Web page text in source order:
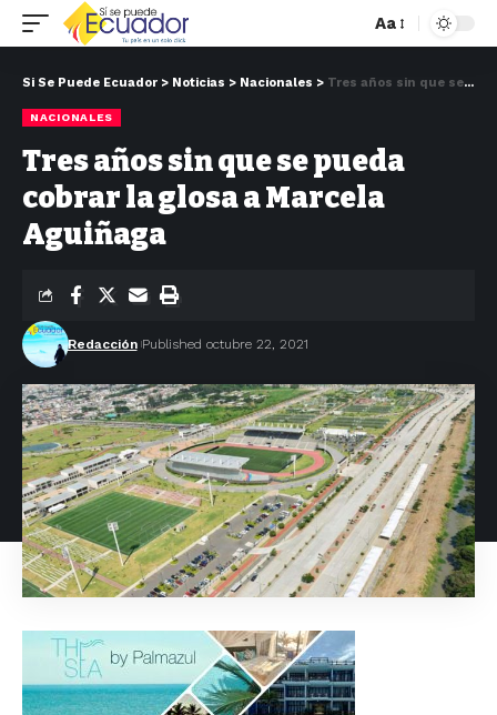
Aa
Si Se Puede Ecuador > Noticias > Nacionales > Tres años sin que se pueda cobrar la glosa a Marcela Aguiñaga
NACIONALES
Tres años sin que se pueda
cobrar la glosa a Marcela
Aguiñaga
Redacción Published octubre 22, 2021